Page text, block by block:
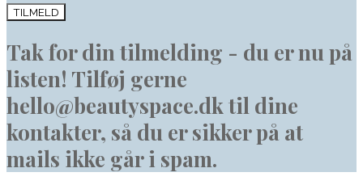
TILMELD
Tak for din tilmelding - du er nu på
listen! Tilføj gerne
hello@beautyspace.dk til dine
kontakter, så du er sikker på at
mails ikke går i spam.